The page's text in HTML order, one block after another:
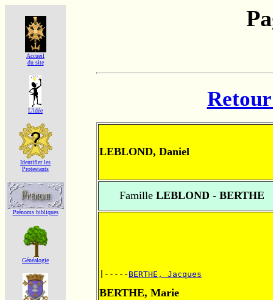
Accueil
du site
L'idée
Identifier les
Protestants
Prénoms bibliques
Généalogie
LEBLOND, Daniel
FamilleLEBLOND - BERTHE
|----- BERTHE, Jacques
BERTHE, Marie